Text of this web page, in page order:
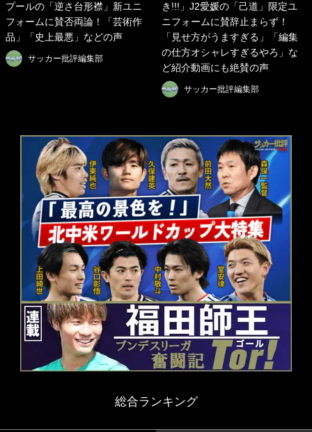
プールの「逆さ台形襟」新ユニ
フォームに賛否両論！「芸術作
品」「史上最悪」などの声
サッカー批評編集部
き!!!」J2愛媛の「己道」限定ユ
ニフォームに賛辞止まらず！
「見せ方がうますぎる」「編集
の仕方オシャレすぎるやろ」な
ど紹介動画にも絶賛の声
サッカー批評編集部
総合ランキング